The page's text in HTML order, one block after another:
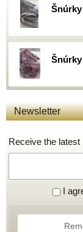
Šnúrky
Šnúrky
Newsletter
Receive the latest
I